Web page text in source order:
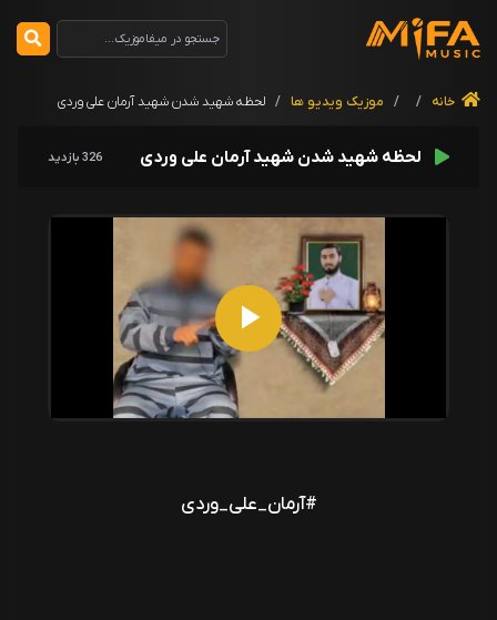
خانه /
/ موزیک ویدیو ها / لحظه شهید شدن شهید آرمان علی وردی
لحظه شهید شدن شهید آرمان علی وردی 326 بازدید
P
y
#آرمان_علی_وردی